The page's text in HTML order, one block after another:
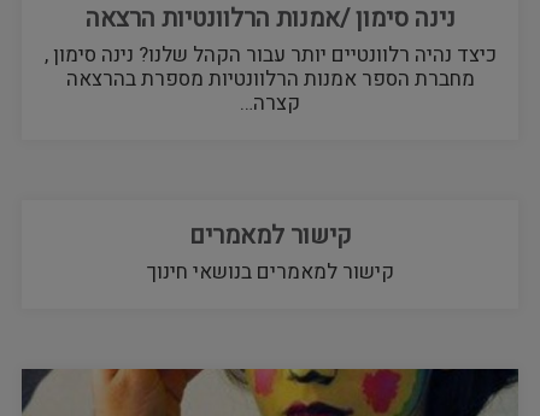
נינה סימון /אמנות הרלוונטיות הרצאה
כיצד נהיה רלוונטיים יותר עבור הקהל שלנו? נינה סימון ,
מחברת הספר אמנות הרלוונטיות מספרת בהרצאה
קצרה…
קישור למאמרים
קישור למאמרים בנושאי חינוך